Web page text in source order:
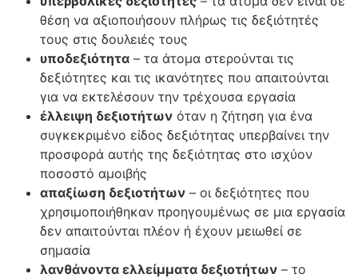
θέση να αξιοποιήσουν πλήρως τις δεξιότητές
τους στις δουλειές τους
υποδεξιότητα – τα άτομα στερούνται τις
δεξιότητες και τις ικανότητες που απαιτούνται
για να εκτελέσουν την τρέχουσα εργασία
έλλειψη δεξιοτήτων όταν η ζήτηση για ένα
συγκεκριμένο είδος δεξιότητας υπερβαίνει την
προσφορά αυτής της δεξιότητας στο ισχύον
ποσοστό αμοιβής
απαξίωση δεξιοτήτων – οι δεξιότητες που
χρησιμοποιήθηκαν προηγουμένως σε μια εργασία
δεν απαιτούνται πλέον ή έχουν μειωθεί σε
σημασία
λανθάνοντα ελλείμματα δεξιοτήτων – το